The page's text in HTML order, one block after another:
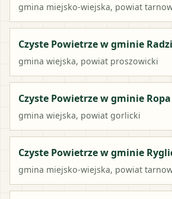
gmina miejsko-wiejska, powiat
Czyste Powietrze w gminie
gmina wiejska, powiat proszowicki
Czyste Powietrze w gminie Ropa
gmina wiejska, powiat gorlicki
Czyste Powietrze w gminie
gmina miejsko-wiejska, powiat